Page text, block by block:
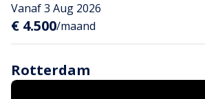
Vanaf 3 Aug 2026
€ 4.500/maand
Rotterdam